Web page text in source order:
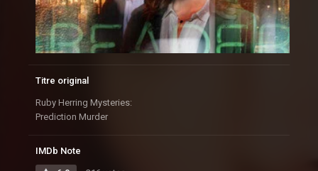
Titre original
Ruby Herring Mysteries:
Prediction Murder
IMDb Note